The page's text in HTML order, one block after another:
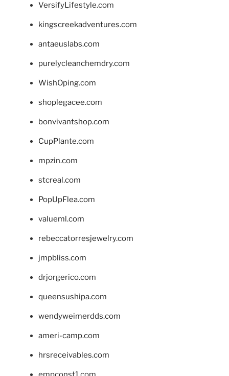
VersifyLifestyle.com
kingscreekadventures.com
antaeuslabs.com
purelycleanchemdry.com
WishOping.com
shoplegacee.com
bonvivantshop.com
CupPlante.com
mpzin.com
stcreal.com
PopUpFlea.com
valueml.com
rebeccatorresjewelry.com
jmpbliss.com
drjorgerico.com
queensushipa.com
wendyweimerdds.com
ameri-camp.com
hrsreceivables.com